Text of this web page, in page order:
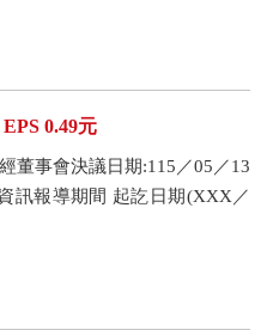
0.49元
董事會決議日期:115／05／13
訊報導期間 起訖日期(XXX／